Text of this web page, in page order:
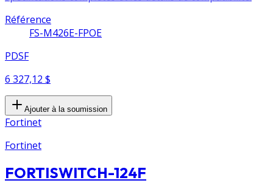
Référence
FS-M426E-FPOE
PDSF
6 327,12 $
Ajouter à la soumission
Fortinet
Fortinet
FORTISWITCH-124F